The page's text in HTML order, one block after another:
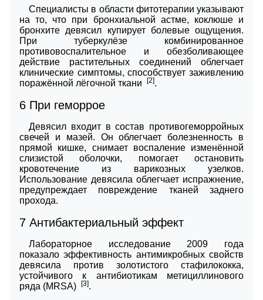
Специалисты в области фитотерапии указывают
на то, что при бронхиальной астме, коклюше и
бронхите девясил купирует болевые ощущения.
При туберкулёзе комбинированное
противовоспалительное и обезболивающее
действие растительных соединений облегчает
клинические симптомы, способствует заживлению
поражённой лёгочной ткани
[2].
6 При геморрое
Девясил входит в состав противогеморройных
свечей и мазей. Он облегчает болезненность в
прямой кишке, снимает воспаление изменённой
слизистой оболочки, помогает остановить
кровотечение из варикозных узелков.
Использование девясила облегчает испражнение,
предупреждает повреждение тканей заднего
прохода.
7 Антибактериальный эффект
Лабораторное исследование 2009 года
показало эффективность антимикробных свойств
девясила против золотистого стафилококка,
устойчивого к антибиотикам метициллинового
ряда (MRSA) [3].